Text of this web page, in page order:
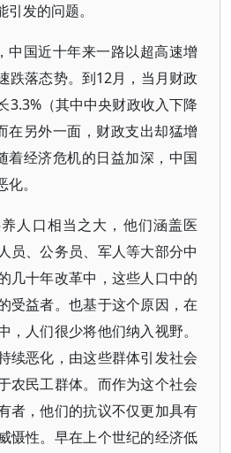
发的问题。
中国近十年来一路以超高速增
跌落态势。到12月，当月财政
3.3%（其中中央财政收入下降
在另外一面，财政支出却猛增
着经济危机的日益加深，中国
。
人口相当之大，他们涵盖医
员、公务员、军人等大部分中
几十年改革中，这些人口中的
受益者。也基于这个原因，在
，人们很少将他们纳入视野。
续恶化，由这些群体引发社会
农民工群体。而作为这个社会
者，他们的抗议不仅更加具有
慑性。早在上个世纪的经济低